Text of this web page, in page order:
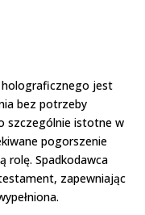
jest
bez potrzeby
szczególnie istotne w
pogorszenie
rolę. Spadkodawca
zapewniając